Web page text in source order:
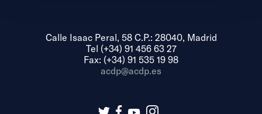
Calle Isaac Peral, 58 C.P.: 28040, Madrid
Tel (+34) 91 456 63 27
Fax: (+34) 91 535 19 98
acdp@acdp.es